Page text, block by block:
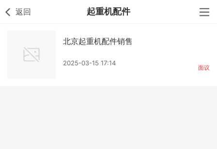
返回 起重机配件
北京起重机配件销售
面议
2025-03-15 17:14